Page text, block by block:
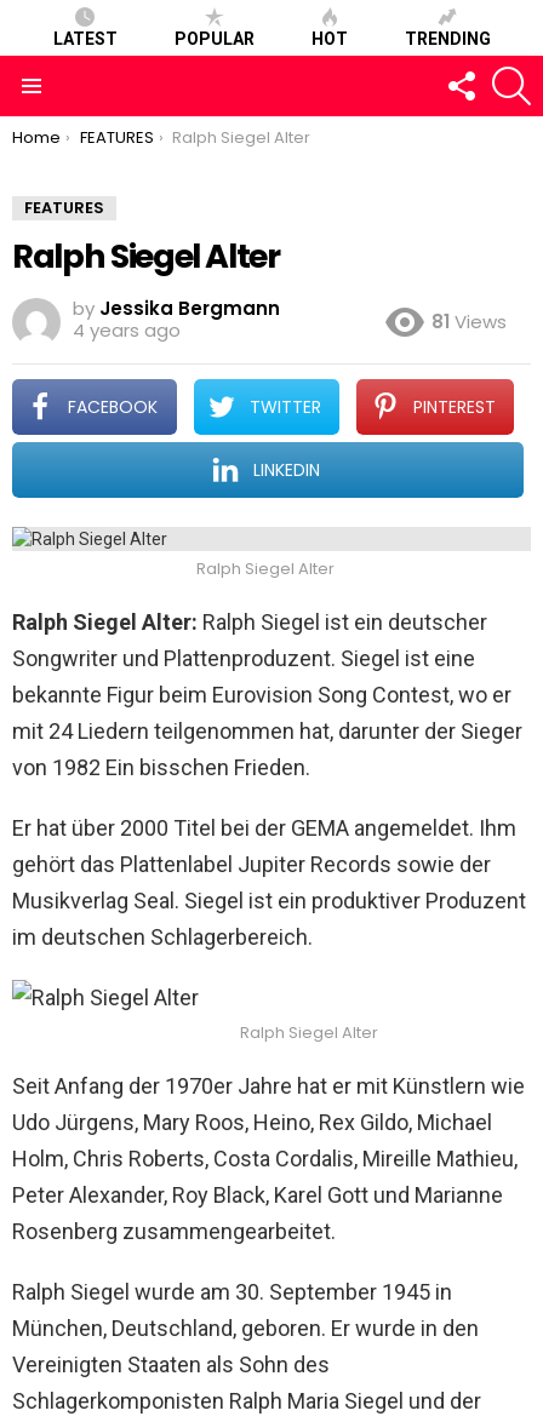
LATEST POPULAR HOT TRENDING
FOLLOW
US
You are here:
Home FEATURES Ralph Siegel Alter
FEATURES
Ralph Siegel Alter
by Jessika Bergmann
4 years ago
81 Views
FACEBOOK TWITTER PINTEREST
LINKEDIN
Ralph Siegel Alter
Ralph Siegel Alter: Ralph Siegel ist ein deutscher
Songwriter und Plattenproduzent. Siegel ist eine
bekannte Figur beim Eurovision Song Contest, wo er
mit 24 Liedern teilgenommen hat, darunter der Sieger
von 1982 Ein bisschen Frieden.
Er hat über 2000 Titel bei der GEMA angemeldet. Ihm
gehört das Plattenlabel Jupiter Records sowie der
Musikverlag Seal. Siegel ist ein produktiver Produzent
im deutschen Schlagerbereich.
Ralph Siegel Alter
Seit Anfang der 1970er Jahre hat er mit Künstlern wie
Udo Jürgens, Mary Roos, Heino, Rex Gildo, Michael
Holm, Chris Roberts, Costa Cordalis, Mireille Mathieu,
Peter Alexander, Roy Black, Karel Gott und Marianne
Rosenberg zusammengearbeitet.
Ralph Siegel wurde am 30. September 1945 in
München, Deutschland, geboren. Er wurde in den
Vereinigten Staaten als Sohn des
Schlagerkomponisten Ralph Maria Siegel und der